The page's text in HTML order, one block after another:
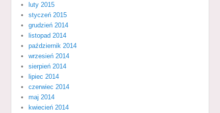
luty 2015
styczeń 2015
grudzień 2014
listopad 2014
październik 2014
wrzesień 2014
sierpień 2014
lipiec 2014
czerwiec 2014
maj 2014
kwiecień 2014